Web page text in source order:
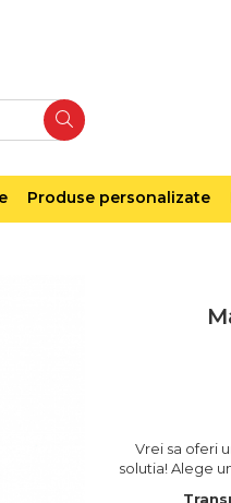
Produse personalizate
Vrei sa oferi
solutia! Alege